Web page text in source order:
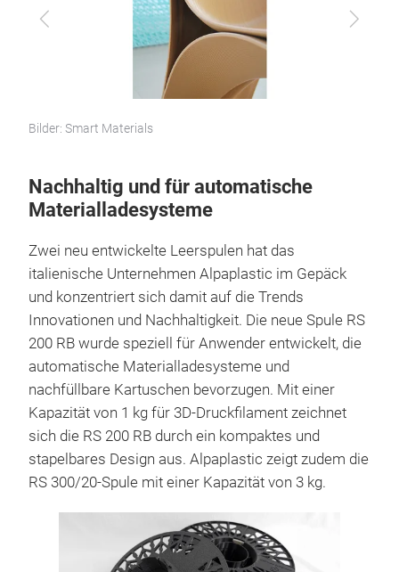
Zurück Vor
Bilder: Smart Materials
Nachhaltig und für automatische
Materialladesysteme
Zwei neu entwickelte Leerspulen hat das
italienische Unternehmen Alpaplastic im Gepäck
und konzentriert sich damit auf die Trends
Innovationen und Nachhaltigkeit. Die neue Spule RS
200 RB wurde speziell für Anwender entwickelt, die
automatische Materialladesysteme und
nachfüllbare Kartuschen bevorzugen. Mit einer
Kapazität von 1 kg für 3D-Druckfilament zeichnet
sich die RS 200 RB durch ein kompaktes und
stapelbares Design aus. Alpaplastic zeigt zudem die
RS 300/20-Spule mit einer Kapazität von 3 kg.